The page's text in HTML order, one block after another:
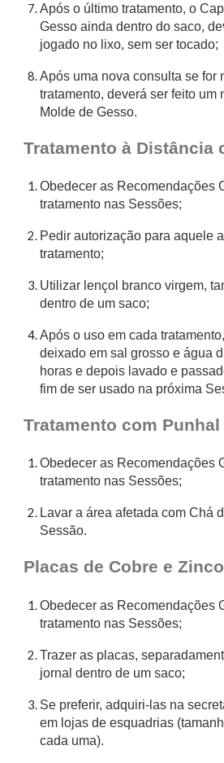
Após o último tratamento, o
Gesso ainda dentro do saco,
jogado no lixo, sem ser tocado;
Após uma nova consulta se for
tratamento, deverá ser feito um
Molde de Gesso.
Tratamento à Distância
Obedecer as Recomendações
tratamento nas Sessões;
Pedir autorização para aquele
tratamento;
Utilizar lençol branco virgem,
dentro de um saco;
Após o uso em cada
deixado em sal grosso e água
horas e depois lavado e
fim de ser usado na próxima
Tratamento com Punhal
Obedecer as Recomendações
tratamento nas Sessões;
Lavar a área afetada com Chá
Sessão.
Placas de Cobre e Zinco
Obedecer as Recomendações
tratamento nas Sessões;
Trazer as placas,
jornal dentro de um saco;
Se preferir, adquiri-las na
em lojas de esquadrias
cada uma).